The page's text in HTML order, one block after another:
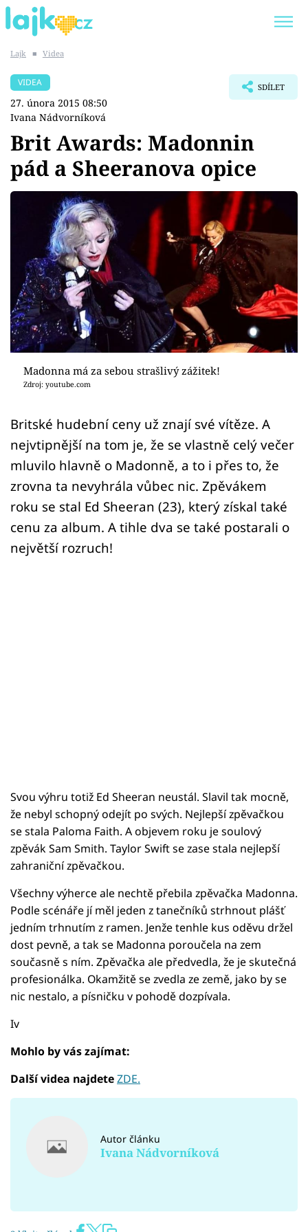
SHOPAHOLICADEL
Témata
Showbyznys
Youtubeři
Virály
Sex a vztahy
Videa
Sledujte prima+
Přihlášení
Sledujte nás
Lajk ■ Videa
VIDEA
27. února 2015 08:50
Ivana Nádvorníková
SDÍLET
Brit Awards: Madonnin
pád a Sheeranova opice
Madonna má za sebou strašlivý zážitek!
Zdroj: youtube.com
Britské hudební ceny už znají své vítěze. A
nejvtipnější na tom je, že se vlastně celý večer
mluvilo hlavně o Madonně, a to i přes to, že
zrovna ta nevyhrála vůbec nic. Zpěvákem
roku se stal Ed Sheeran (23), který získal také
cenu za album. A tihle dva se také postarali o
největší rozruch!
Svou výhru totiž Ed Sheeran neustál. Slavil tak mocně,
že nebyl schopný odejít po svých. Nejlepší zpěvačkou
se stala Paloma Faith. A objevem roku je soulový
zpěvák Sam Smith. Taylor Swift se zase stala nejlepší
zahraniční zpěvačkou.
Všechny výherce ale nechtě přebila zpěvačka Madonna.
Podle scénáře jí měl jeden z tanečníků strhnout plášť
jedním trhnutím z ramen. Jenže tenhle kus oděvu držel
dost pevně, a tak se Madonna poroučela na zem
současně s ním. Zpěvačka ale předvedla, že je skutečná
profesionálka. Okamžitě se zvedla ze země, jako by se
nic nestalo, a písničku v pohodě dozpívala.
Iv
Mohlo by vás zajímat:
Další videa najdeteZDE.
Autor článku
Ivana Nádvorníková